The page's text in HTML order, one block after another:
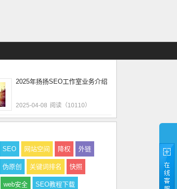
2025年扬扬SEO工作室业务介绍
2025-04-08 阅读（10110）
SEO 网站空间 降权 外链
伪原创 关键词排名 快照
web安全 SEO教程下载